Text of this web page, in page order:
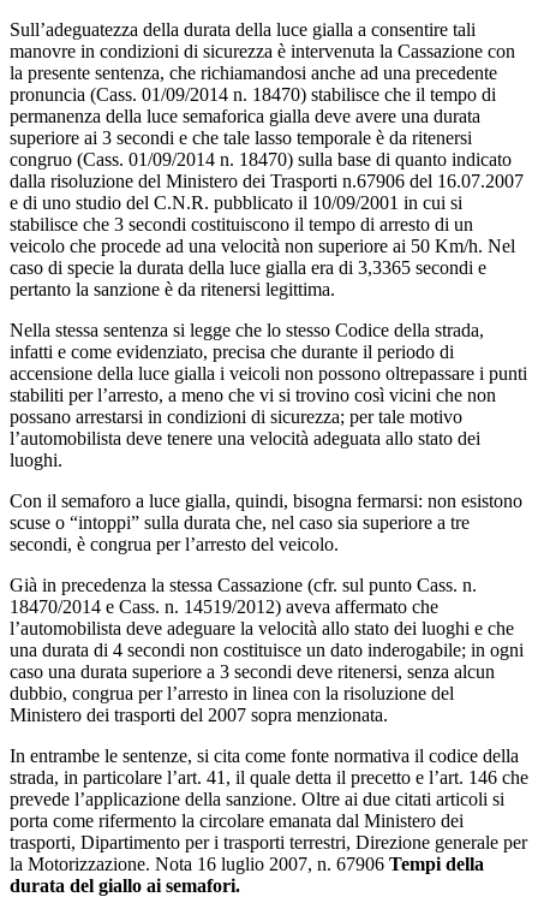
Sull’adeguatezza della durata della luce gialla a consentire tali
manovre in condizioni di sicurezza è intervenuta la Cassazione con
la presente sentenza, che richiamandosi anche ad una precedente
pronuncia (Cass. 01/09/2014 n. 18470) stabilisce che il tempo di
permanenza della luce semaforica gialla deve avere una durata
superiore ai 3 secondi e che tale lasso temporale è da ritenersi
congruo (Cass. 01/09/2014 n. 18470) sulla base di quanto indicato
dalla risoluzione del Ministero dei Trasporti n.67906 del 16.07.2007
e di uno studio del C.N.R. pubblicato il 10/09/2001 in cui si
stabilisce che 3 secondi costituiscono il tempo di arresto di un
veicolo che procede ad una velocità non superiore ai 50 Km/h. Nel
caso di specie la durata della luce gialla era di 3,3365 secondi e
pertanto la sanzione è da ritenersi legittima.
Nella stessa sentenza si legge che lo stesso Codice della strada,
infatti e come evidenziato, precisa che durante il periodo di
accensione della luce gialla i veicoli non possono oltrepassare i punti
stabiliti per l’arresto, a meno che vi si trovino così vicini che non
possano arrestarsi in condizioni di sicurezza; per tale motivo
l’automobilista deve tenere una velocità adeguata allo stato dei
luoghi.
Con il semaforo a luce gialla, quindi, bisogna fermarsi: non esistono
scuse o “intoppi” sulla durata che, nel caso sia superiore a tre
secondi, è congrua per l’arresto del veicolo.
Già in precedenza la stessa Cassazione (cfr. sul punto Cass. n.
18470/2014 e Cass. n. 14519/2012) aveva affermato che
l’automobilista deve adeguare la velocità allo stato dei luoghi e che
una durata di 4 secondi non costituisce un dato inderogabile; in ogni
caso una durata superiore a 3 secondi deve ritenersi, senza alcun
dubbio, congrua per l’arresto in linea con la risoluzione del
Ministero dei trasporti del 2007 sopra menzionata.
In entrambe le sentenze, si cita come fonte normativa il codice della
strada, in particolare l’art. 41, il quale detta il precetto e l’art. 146 che
prevede l’applicazione della sanzione. Oltre ai due citati articoli si
porta come rifermento la circolare emanata dal Ministero dei
trasporti, Dipartimento per i trasporti terrestri, Direzione generale per
la Motorizzazione. Nota 16 luglio 2007, n. 67906 Tempi della
durata del giallo ai semafori.